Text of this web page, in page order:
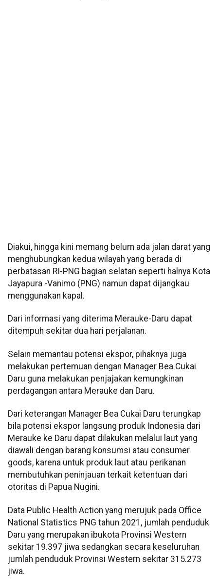
Diakui, hingga kini memang belum ada jalan darat yang
menghubungkan kedua wilayah yang berada di
perbatasan RI-PNG bagian selatan seperti halnya Kota
Jayapura -Vanimo (PNG) namun dapat dijangkau
menggunakan kapal.
Dari informasi yang diterima Merauke-Daru dapat
ditempuh sekitar dua hari perjalanan.
Selain memantau potensi ekspor, pihaknya juga
melakukan pertemuan dengan Manager Bea Cukai
Daru guna melakukan penjajakan kemungkinan
perdagangan antara Merauke dan Daru.
Dari keterangan Manager Bea Cukai Daru terungkap
bila potensi ekspor langsung produk Indonesia dari
Merauke ke Daru dapat dilakukan melalui laut yang
diawali dengan barang konsumsi atau consumer
goods, karena untuk produk laut atau perikanan
membutuhkan peninjauan terkait ketentuan dari
otoritas di Papua Nugini.
Data Public Health Action yang merujuk pada Office
National Statistics PNG tahun 2021, jumlah penduduk
Daru yang merupakan ibukota Provinsi Western
sekitar 19.397 jiwa sedangkan secara keseluruhan
jumlah penduduk Provinsi Western sekitar 315.273
jiwa.